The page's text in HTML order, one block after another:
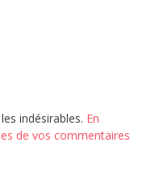
indésirables. En
de vos commentaires